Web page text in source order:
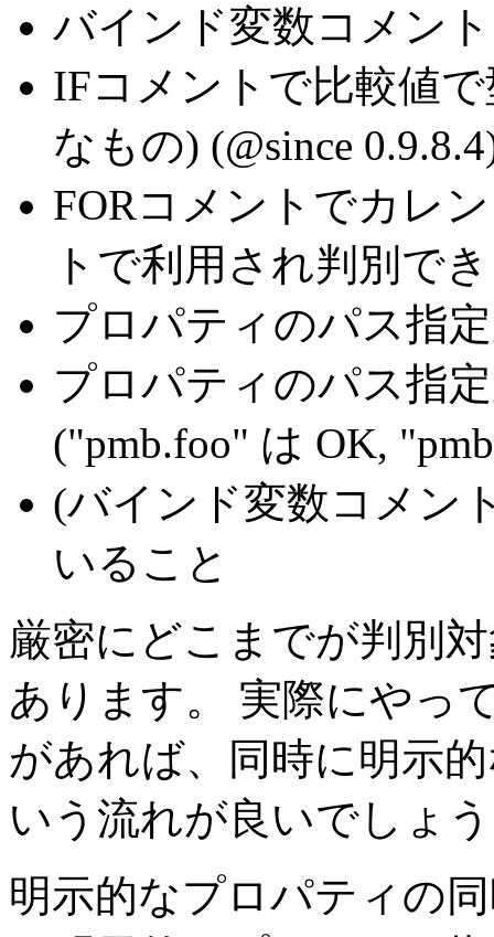
バインド変数コメン
IFコメントで比較値
なもの) (@since
FORコメントでカレ
トで利用され判別で
プロパティのパス指
プロパティのパス指
("pmb.foo" は OK,
(バインド変数コメン
いること
厳密にどこまでが判別
あります。 実際にやっ
があれば、同時に明示
いう流れが良いでしょ
明示的なプロパティの